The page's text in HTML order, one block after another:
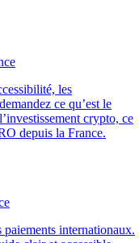
les
ce qu’est le
crypto, ce
depuis la France.
internationaux.